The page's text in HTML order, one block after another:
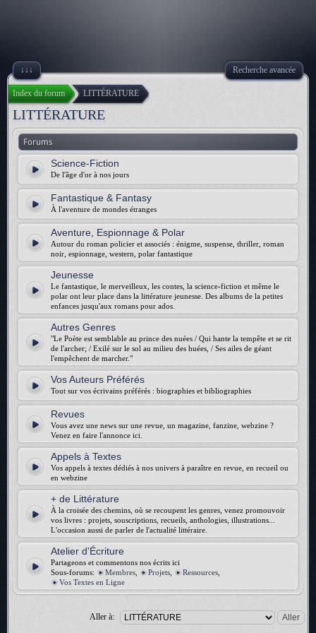
↓↓↓ Recherche avancée
Index du forum LITTÉRATURE
LITTÉRATURE
Forums
Science-Fiction
De l'âge d'or à nos jours
Fantastique & Fantasy
À l'aventure de mondes étranges
Aventure, Espionnage & Polar
Autour du roman policier et associés : énigme, suspense, thriller, roman
noir, espionnage, western, polar fantastique
Jeunesse
Le fantastique, le merveilleux, les contes, la science-fiction et même le
polar ont leur place dans la littérature jeunesse. Des albums de la petites
enfances jusqu'aux romans pour ados.
Autres Genres
"Le Poète est semblable au prince des nuées / Qui hante la tempête et se rit
de l'archer; / Exilé sur le sol au milieu des huées, / Ses ailes de géant
l'empêchent de marcher."
Vos Auteurs Préférés
Tout sur vos écrivains préférés : biographies et bibliographies
Revues
Vous avez une news sur une revue, un magazine, fanzine, webzine ?
Venez en faire l'annonce ici.
Appels à Textes
Vos appels à textes dédiés à nos univers à paraître en revue, en recueil ou
en webzine
+ de Littérature
À la croisée des chemins, où se recoupent les genres, venez promouvoir
vos livres : projets, souscriptions, recueils, anthologies, illustrations...
L'occasion aussi de parler de l'actualité littéraire.
Atelier d'Écriture
Partageons et commentons nos écrits ici
Sous-forums:
Membres Projets Ressources
Vos Textes en Ligne
Aller à: